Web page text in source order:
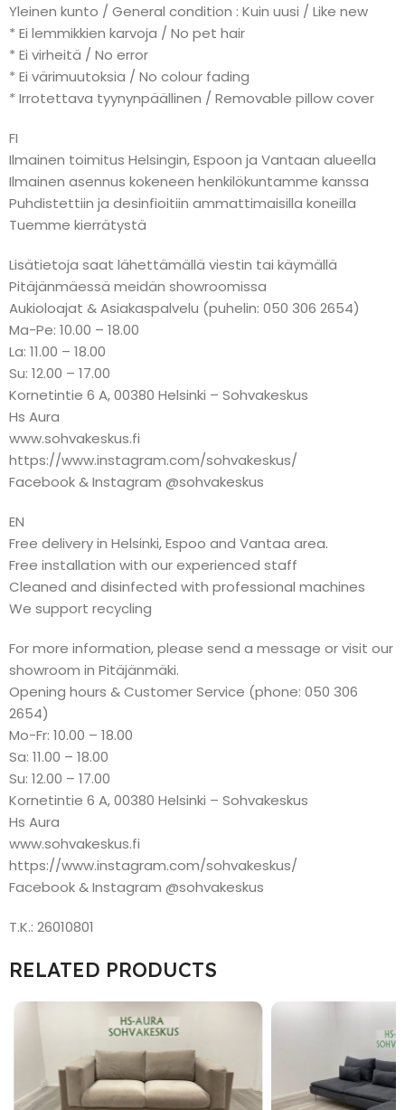
Yleinen kunto / General condition : Kuin uusi / Like new
* Ei lemmikkien karvoja / No pet hair
* Ei virheitä / No error
* Ei värimuutoksia / No colour fading
* Irrotettava tyynynpäällinen / Removable pillow cover
FI
Ilmainen toimitus Helsingin, Espoon ja Vantaan alueella
Ilmainen asennus kokeneen henkilökuntamme kanssa
Puhdistettiin ja desinfioitiin ammattimaisilla koneilla
Tuemme kierrätystä
Lisätietoja saat lähettämällä viestin tai käymällä
Pitäjänmäessä meidän showroomissa
Aukioloajat & Asiakaspalvelu (puhelin: 050 306 2654)
Ma-Pe: 10.00 – 18.00
La: 11.00 – 18.00
Su: 12.00 – 17.00
Kornetintie 6 A, 00380 Helsinki – Sohvakeskus
Hs Aura
www.sohvakeskus.fi
https://www.instagram.com/sohvakeskus/
Facebook & Instagram @sohvakeskus
EN
Free delivery in Helsinki, Espoo and Vantaa area.
Free installation with our experienced staff
Cleaned and disinfected with professional machines
We support recycling
For more information, please send a message or visit our
showroom in Pitäjänmäki.
Opening hours & Customer Service (phone: 050 306
2654)
Mo-Fr: 10.00 – 18.00
Sa: 11.00 – 18.00
Su: 12.00 – 17.00
Kornetintie 6 A, 00380 Helsinki – Sohvakeskus
Hs Aura
www.sohvakeskus.fi
https://www.instagram.com/sohvakeskus/
Facebook & Instagram @sohvakeskus
T.K.: 26010801
RELATED PRODUCTS